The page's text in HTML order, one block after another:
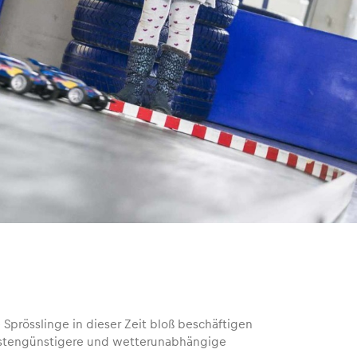
in dieser Zeit bloß beschäftigen
und wetterunabhängige